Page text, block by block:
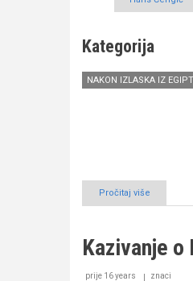
Kategorija
NAKON IZLASKA IZ
Pročitaj više
Kazivanje
Kazivanje o
prije 16 years znaci